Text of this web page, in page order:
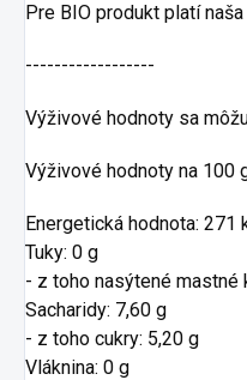
Pre BIO produkt platí
------------------
Výživové hodnoty sa
Výživové hodnoty na 100
Energetická hodnota: 271
Tuky: 0 g
- z toho nasýtené mastné
Sacharidy: 7,60 g
- z toho cukry: 5,20 g
Vláknina: 0 g